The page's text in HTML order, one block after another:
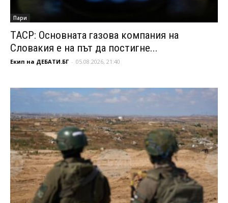
Пари
ТАСР: Основната газова компания на
Словакия е на път да постигне...
Екип на ДЕБАТИ.БГ - 05.08.2026, 21:40